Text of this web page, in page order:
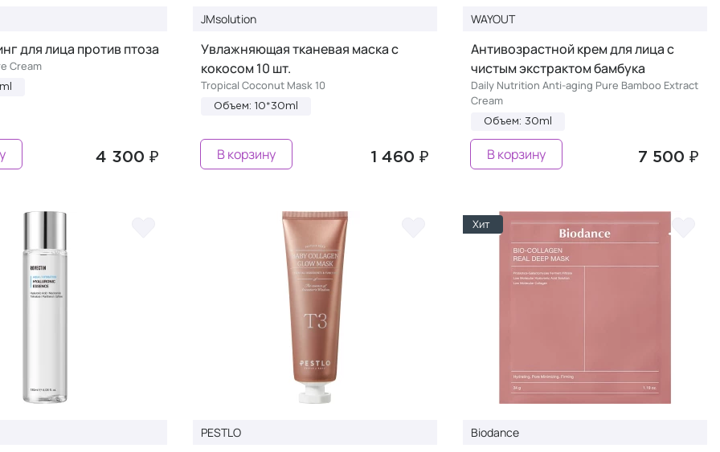
для лица против птоза
Cream
4 300 ₽
JMsolution
Увлажняющая тканевая маска с
кокосом 10 шт.
Tropical Coconut Mask 10
Объем: 10*30ml
1 460 ₽
В корзину
WAYOUT
Антивозрастной крем для лица с
чистым экстрактом бамбука
Daily Nutrition Anti-aging Pure Bamboo Extract
Cream
Объем: 30ml
7 500 ₽
В корзину
PESTLO
Хит
Biodance